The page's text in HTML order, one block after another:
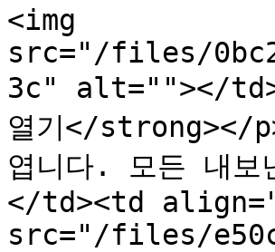
<img
src="/files/
3c" alt=""></
열기</strong></
엽니다. 모든 내보
</td><td
src="/files/